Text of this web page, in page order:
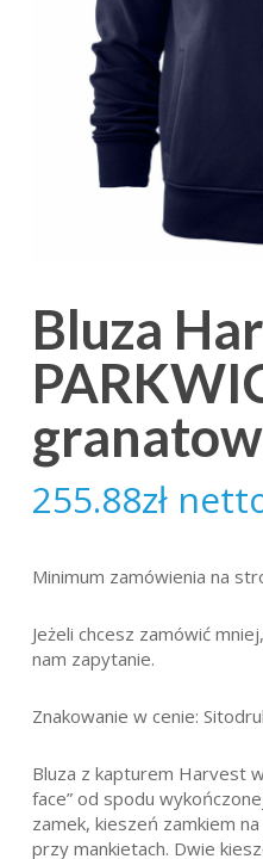
Bluza
255.88zł
Minimum zamówienia na
Jeżeli chcesz zamówić
nam zapytanie.
Znakowanie w cenie:
Bluza z kapturem Harvest
face” od spodu
zamek, kieszeń zamkiem
przy mankietach. Dwie